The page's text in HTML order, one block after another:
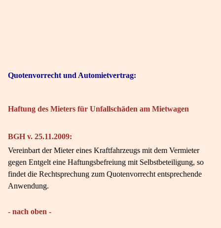
Quotenvorrecht und Automietvertrag:
Haftung des Mieters für Unfallschäden am Mietwagen
BGH v. 25.11.2009:
Vereinbart der Mieter eines Kraftfahrzeugs mit dem Vermieter
gegen Entgelt eine Haftungsbefreiung mit Selbstbeteiligung, so
findet die Rechtsprechung zum Quotenvorrecht entsprechende
Anwendung.
- nach oben -